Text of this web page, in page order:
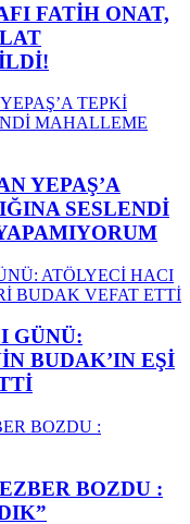
FATİH ONAT,
YEPAŞ’A
SESLENDİ
GÜNÜ:
BUDAK’IN EŞİ
BOZDU :